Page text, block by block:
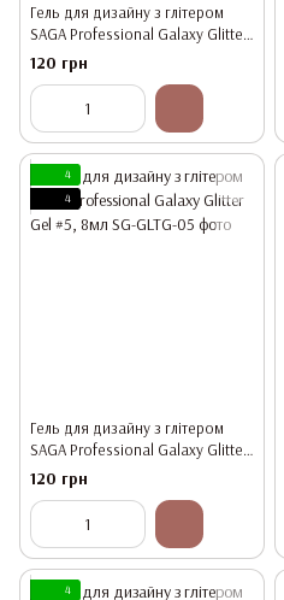
Гель для дизайну з глітером
SAGA Professional Galaxy Glitter
Gel #3, 8мл
120 грн
4
4
Гель для дизайну з глітером
SAGA Professional Galaxy Glitter
Gel #5, 8мл
120 грн
4